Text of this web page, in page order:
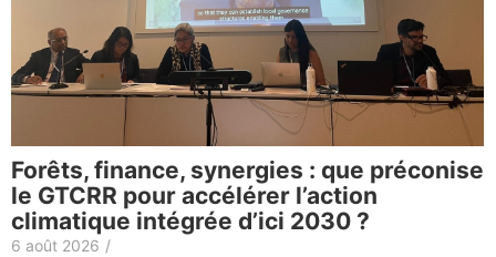
Forêts, finance, synergies : que préconise
le GTCRR pour accélérer l’action
climatique intégrée d’ici 2030 ?
6 août 2026 /